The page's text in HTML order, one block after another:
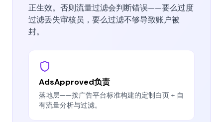
正生效。否则流量过滤会判断错误——要么过度
过滤丢失审核员，要么过滤不够导致账户被
封。
AdsApproved负责
落地层——按广告平台标准构建的定制白页 + 自
有流量分析与过滤。